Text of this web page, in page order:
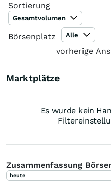
Sortierung
Gesamtvolumen
Börsenplatz Alle
vorherige
Marktplätze
Es wurde kein
Zusammenfassung
heute